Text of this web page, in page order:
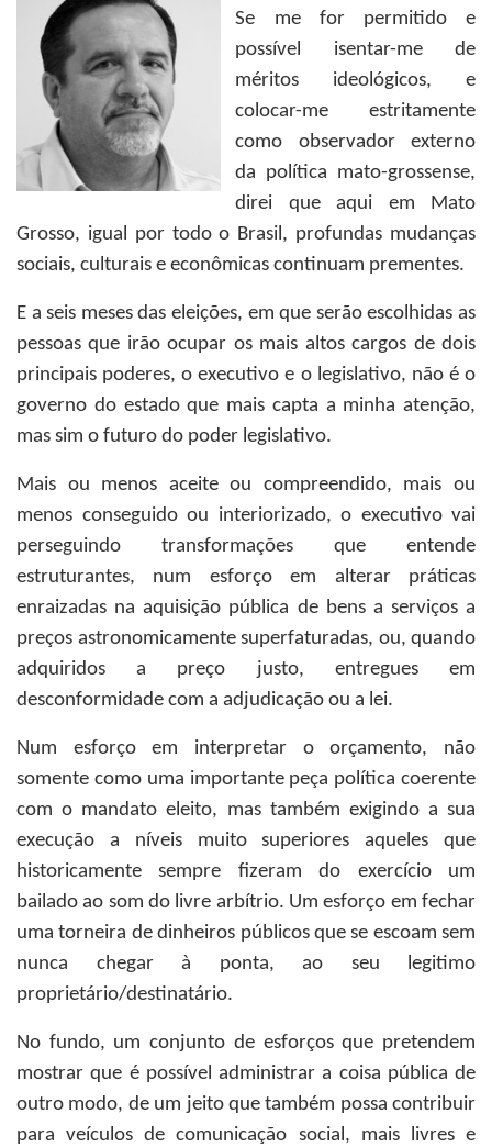
Se me for permitido e
possível isentar-me de
méritos ideológicos, e
colocar-me estritamente
como observador externo
da política mato-grossense,
direi que aqui em Mato
Grosso, igual por todo o Brasil, profundas mudanças
sociais, culturais e econômicas continuam prementes.
E a seis meses das eleições, em que serão escolhidas as
pessoas que irão ocupar os mais altos cargos de dois
principais poderes, o executivo e o legislativo, não é o
governo do estado que mais capta a minha atenção,
mas sim o futuro do poder legislativo.
Mais ou menos aceite ou compreendido, mais ou
menos conseguido ou interiorizado, o executivo vai
perseguindo transformações que entende
estruturantes, num esforço em alterar práticas
enraizadas na aquisição pública de bens a serviços a
preços astronomicamente superfaturadas, ou, quando
adquiridos a preço justo, entregues em
desconformidade com a adjudicação ou a lei.
Num esforço em interpretar o orçamento, não
somente como uma importante peça política coerente
com o mandato eleito, mas também exigindo a sua
execução a níveis muito superiores aqueles que
historicamente sempre fizeram do exercício um
bailado ao som do livre arbítrio. Um esforço em fechar
uma torneira de dinheiros públicos que se escoam sem
nunca chegar à ponta, ao seu legitimo
proprietário/destinatário.
No fundo, um conjunto de esforços que pretendem
mostrar que é possível administrar a coisa pública de
outro modo, de um jeito que também possa contribuir
para veículos de comunicação social, mais livres e